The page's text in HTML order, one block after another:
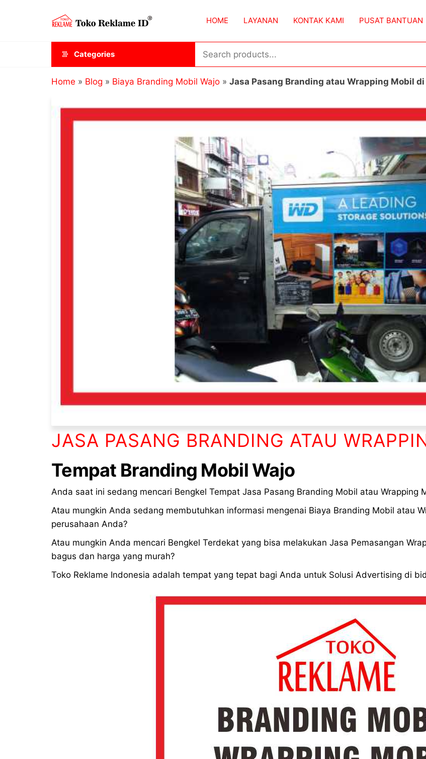
ID
HOME LAYANAN KONTAK KAMI PUSAT BANTUAN
Categories
Home » Blog » Biaya Branding Mobil Wajo » Jasa Pasang Branding atau Wrapping Mobil di
JASA PASANG BRANDING ATAU
Tempat Branding Mobil Wajo
Anda saat ini sedang mencari Bengkel Tempat Jasa Pasang Branding Mobil atau Wrapping
Atau mungkin Anda sedang membutuhkan informasi mengenai Biaya Branding Mobil atau
perusahaan Anda?
Atau mungkin Anda mencari Bengkel Terdekat yang bisa melakukan Jasa Pemasangan
bagus dan harga yang murah?
Toko Reklame Indonesia adalah tempat yang tepat bagi Anda untuk Solusi Advertising di